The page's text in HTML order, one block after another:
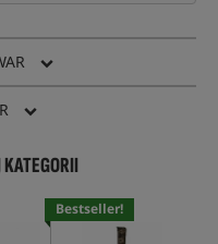
KATEGORII
Bestseller!